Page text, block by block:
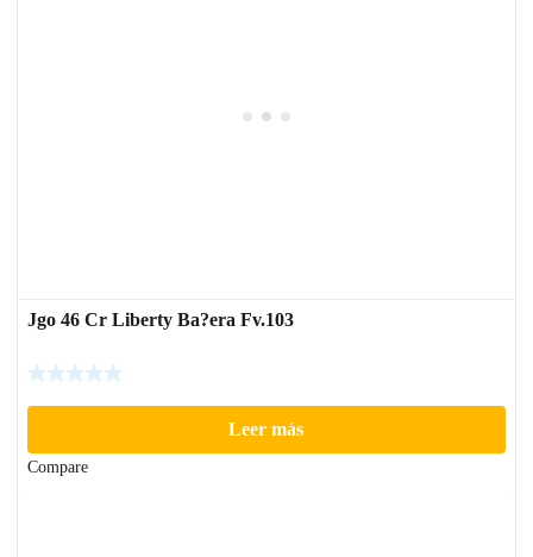
Jgo 46 Cr Liberty Ba?era Fv.103
Leer más
Compare